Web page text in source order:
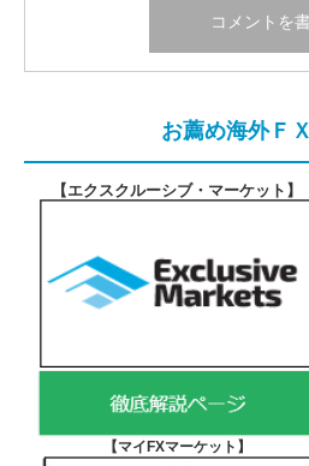
お薦め海外Ｆ
【エクスクルーシブ・マーケット 】
【マイFXマーケット 】